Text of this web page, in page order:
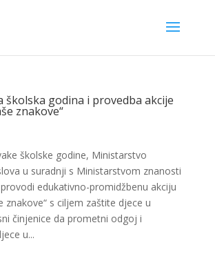
školska godina i provedba akcije
znakove“
školske godine, Ministarstvo
u suradnji s Ministarstvom znanosti
edukativno-promidžbenu akciju
znakove“ s ciljem zaštite djece u
činjenice da prometni odgoj i
u...